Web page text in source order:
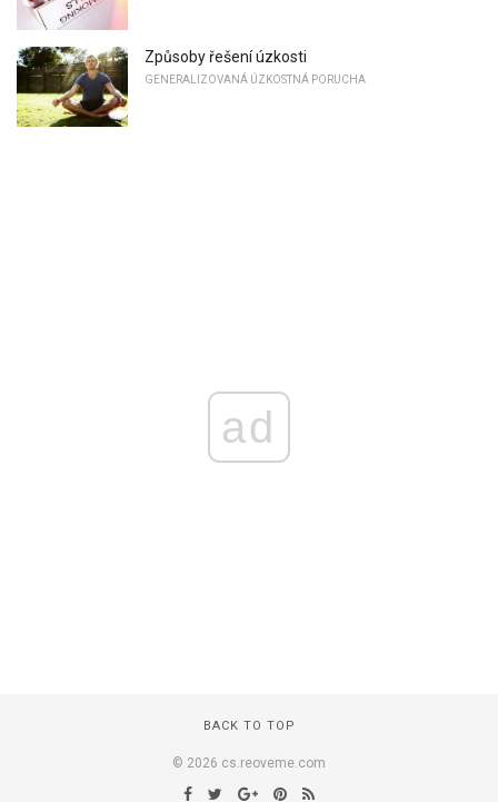
Způsoby řešení úzkosti
GENERALIZOVANÁ ÚZKOSTNÁ PORUCHA
ad
BACK TO TOP
© 2026 cs.reoveme.com